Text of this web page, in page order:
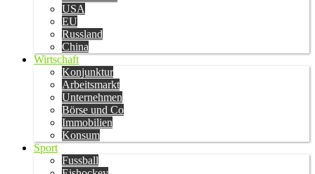
USA
EU
Russland
China
Wirtschaft
Konjunktur
Arbeitsmarkt
Unternehmen
Börse und Co
Immobilien
Konsum
Sport
Fussball